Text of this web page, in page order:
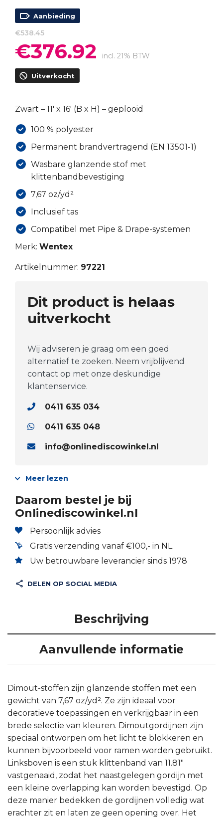
Aanbieding
€538.45
Oorspronkelijke
prijs
was:
€538.45.
€376.92 prijs
incl. 21% BTW
Uitverkocht
Zwart – 11′ x 16′ (B x H) – geplooid
100 % polyester
Permanent brandvertragend (EN 13501-1)
Wasbare glanzende stof met
klittenbandbevestiging
7,67 oz/yd²
Inclusief tas
Compatibel met Pipe & Drape-systemen
Merk: Wentex
Artikelnummer: 97221
Dit product is helaas
uitverkocht
Wij adviseren je graag om een goed
alternatief te zoeken. Neem vrijblijvend
contact op met onze deskundige
klantenservice.
0411 635 034
0411 635 048
info@onlinediscowinkel.nl
Meer lezen
Daarom bestel je bij
Onlinediscowinkel.nl
Persoonlijk advies
Gratis verzending vanaf €100,- in NL
Uw betrouwbare leverancier sinds 1978
DELEN OP SOCIAL MEDIA
Beschrijving
Aanvullende informatie
Dimout-stoffen zijn glanzende stoffen met een
gewicht van 7,67 oz/yd². Ze zijn ideaal voor
decoratieve toepassingen en verkrijgbaar in een
brede selectie van kleuren. Dimoutgordijnen zijn
speciaal ontworpen om het licht te blokkeren en
kunnen bijvoorbeeld voor ramen worden gebruikt.
Linksboven is een stuk klittenband van 11.81″
vastgenaaid, zodat het naastgelegen gordijn met
een kleine overlapping kan worden bevestigd. Op
deze manier bedekken de gordijnen volledig wat
erachter zit en laten ze geen opening over. Het